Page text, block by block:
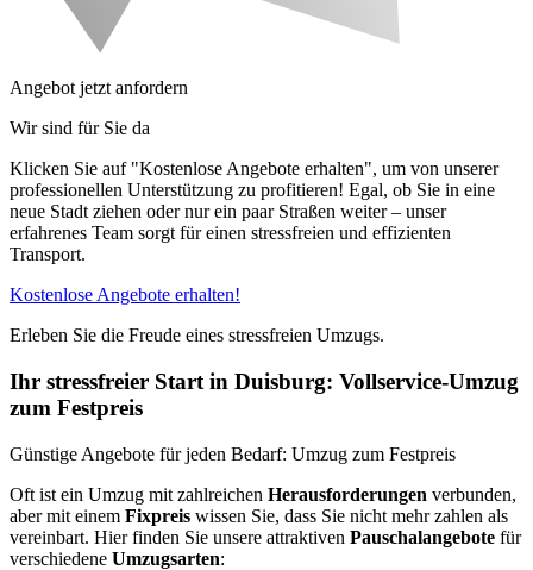
Angebot jetzt anfordern
Wir sind für Sie da
Klicken Sie auf "Kostenlose Angebote erhalten", um von unserer
professionellen Unterstützung zu profitieren! Egal, ob Sie in eine
neue Stadt ziehen oder nur ein paar Straßen weiter – unser
erfahrenes Team sorgt für einen stressfreien und effizienten
Transport.
Kostenlose Angebote erhalten!
Erleben Sie die Freude eines stressfreien Umzugs.
Ihr stressfreier Start in Duisburg: Vollservice-Umzug
zum Festpreis
Günstige Angebote für jeden Bedarf: Umzug zum Festpreis
Oft ist ein Umzug mit zahlreichen Herausforderungen verbunden,
aber mit einem Fixpreis wissen Sie, dass Sie nicht mehr zahlen als
vereinbart. Hier finden Sie unsere attraktiven Pauschalangebote für
verschiedene Umzugsarten: